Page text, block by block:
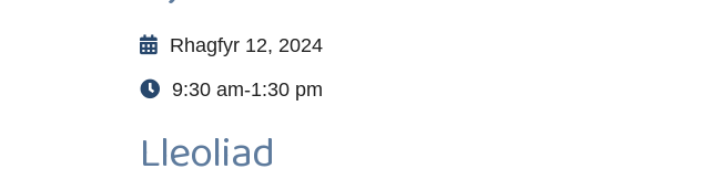
Rhagfyr 12, 2024
9:30 am-1:30 pm
Lleoliad